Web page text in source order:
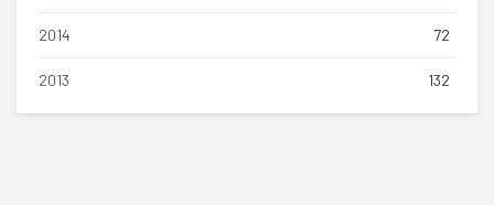
2014 72
2013 132